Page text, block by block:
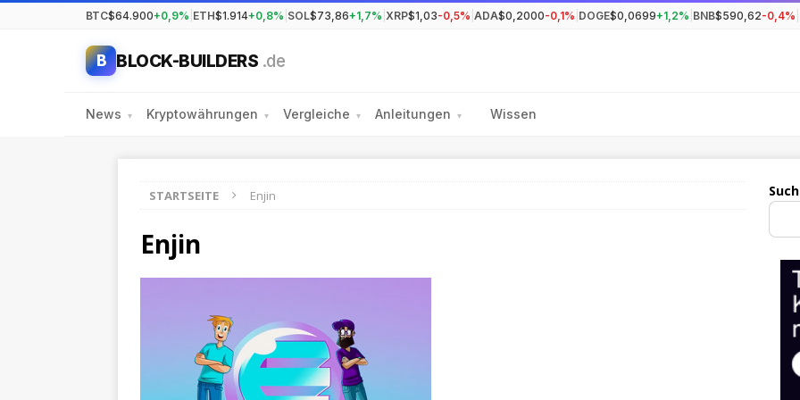
BTC$64.900+0,9% ETH$1.914+0,8% SOL$73,86+1,7% XRP$1,03-0,5% ADA$0,2000-0,1% DOGE$0,0699+1,2% BNB$590,62-0,4%
B BLOCK-BUILDERS .de
News ▾ Kryptowährungen ▾ Vergleiche ▾ Anleitungen ▾ Wissen
STARTSEITE Enjin
Enjin